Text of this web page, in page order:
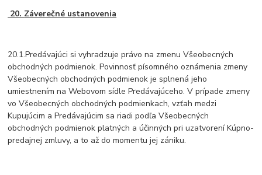
20. Záverečné ustanovenia
20.1.Predávajúci si vyhradzuje právo na zmenu Všeobecných
obchodných podmienok. Povinnosť písomného oznámenia zmeny
Všeobecných obchodných podmienok je splnená jeho
umiestnením na Webovom sídle Predávajúceho. V prípade zmeny
vo Všeobecných obchodných podmienkach, vzťah medzi
Kupujúcim a Predávajúcim sa riadi podľa Všeobecných
obchodných podmienok platných a účinných pri uzatvorení Kúpno-
predajnej zmluvy, a to až do momentu jej zániku.